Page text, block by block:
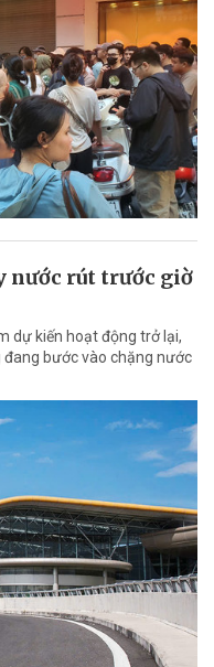
nước rút trước giờ
dự kiến hoạt động trở lại,
đang bước vào chặng nước